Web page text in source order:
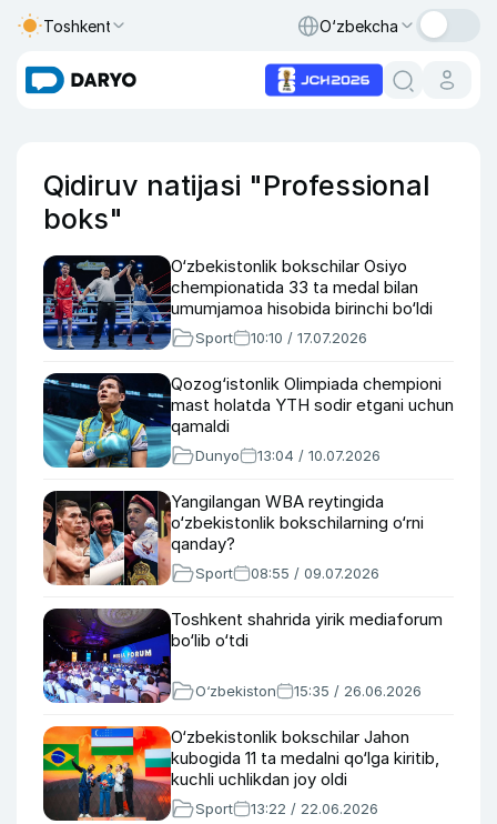
Toshkent O‘zbekcha
Qidiruv natijasi "Professional
boks"
O‘zbekistonlik bokschilar Osiyo
chempionatida 33 ta medal bilan
umumjamoa hisobida birinchi bo‘ldi
Sport 10:10 / 17.07.2026
Qozog‘istonlik Olimpiada chempioni
mast holatda YTH sodir etgani uchun
qamaldi
Dunyo 13:04 / 10.07.2026
Yangilangan WBA reytingida
o‘zbekistonlik bokschilarning o‘rni
qanday?
Sport 08:55 / 09.07.2026
Toshkent shahrida yirik mediaforum
bo‘lib o‘tdi
O‘zbekiston 15:35 / 26.06.2026
O‘zbekistonlik bokschilar Jahon
kubogida 11 ta medalni qo‘lga kiritib,
kuchli uchlikdan joy oldi
Sport 13:22 / 22.06.2026